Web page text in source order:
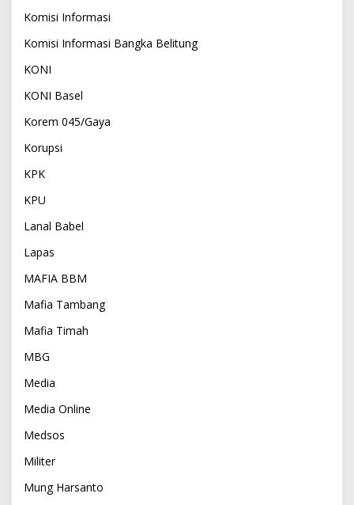
Komisi Informasi
Komisi Informasi Bangka Belitung
KONI
KONI Basel
Korem 045/Gaya
Korupsi
KPK
KPU
Lanal Babel
Lapas
MAFIA BBM
Mafia Tambang
Mafia Timah
MBG
Media
Media Online
Medsos
Militer
Mung Harsanto